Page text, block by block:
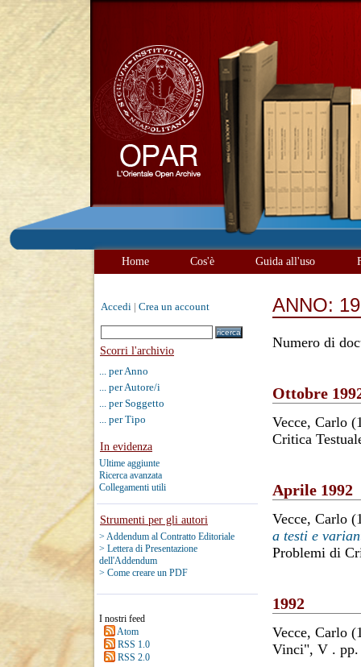
Home Cos'è Guida all'uso
Accedi Crea un account
Scorri l'archivio
... per Anno
... per Autore/i
... per Soggetto
... per Tipo
In evidenza
Ultime aggiunte
Ricerca avanzata
Collegamenti utili
Strumenti per gli autori
> Addendum al Contratto Editoriale
> Lettera di Presentazione
dell'Addendum
> Come creare un PDF
I nostri feed
Atom
RSS 1.0
RSS 2.0
ANNO:
Numero di
Ottobre
Vecce, Carlo
Critica
Aprile 1992
Vecce, Carlo
a testi e
Problemi di
1992
Vecce, Carlo
Vinci", V . pp.